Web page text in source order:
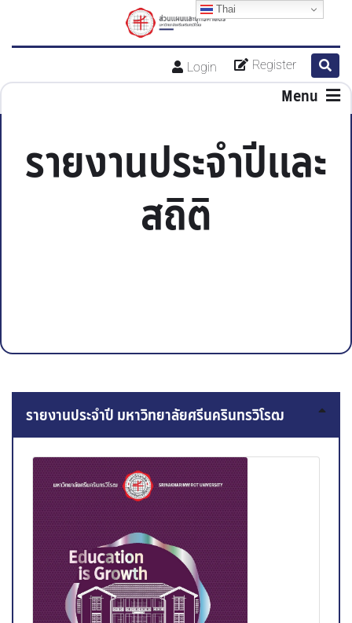
Register
Login
Menu
รายงานประจำปีและ
สถิติ
รายงานประจำปี มหาวิทยาลัยศรีนครินทรวิโรฒ
Thai